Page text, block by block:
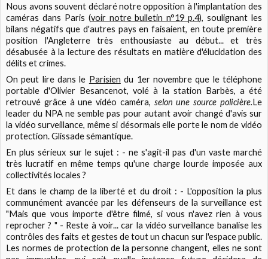
Nous avons souvent déclaré notre opposition à l'implantation des
caméras dans Paris (voir notre bulletin n°19 p.4), soulignant les
bilans négatifs que d'autres pays en faisaient, en toute première
position l'Angleterre très enthousiaste au début... et très
désabusée à la lecture des résultats en matière d'élucidation des
délits et crimes.
On peut lire dans le Parisien du 1er novembre que le téléphone
portable d'Olivier Besancenot, volé à la station Barbès, a été
retrouvé grâce à une vidéo caméra, selon une source policière.Le
leader du NPA ne semble pas pour autant avoir changé d'avis sur
la vidéo surveillance, même si désormais elle porte le nom de vidéo
protection. Glissade sémantique.
En plus sérieux sur le sujet : - ne s'agit-il pas d'un vaste marché
très lucratif en même temps qu'une charge lourde imposée aux
collectivités locales ?
Et dans le champ de la liberté et du droit : - L'opposition la plus
communément avancée par les défenseurs de la surveillance est
"Mais que vous importe d'être filmé, si vous n'avez rien à vous
reprocher ? " - Reste à voir... car la vidéo surveillance banalise les
contrôles des faits et gestes de tout un chacun sur l'espace public.
Les normes de protection de la personne changent, elles ne sont